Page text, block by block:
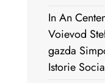
In An
Voievod
gazda
Istorie